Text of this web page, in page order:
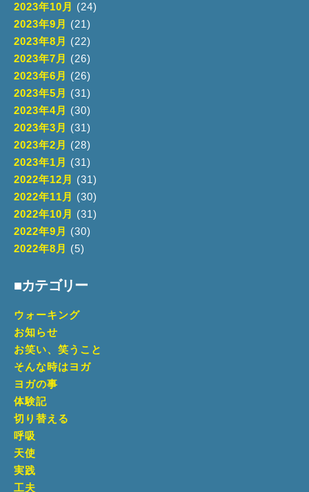
2023年10月
(24)
2023年9月
(21)
2023年8月
(22)
2023年7月
(26)
2023年6月
(26)
2023年5月
(31)
2023年4月
(30)
2023年3月
(31)
2023年2月
(28)
2023年1月
(31)
2022年12月
(31)
2022年11月
(30)
2022年10月
(31)
2022年9月
(30)
2022年8月
(5)
■カテゴリー
ウォーキング
お知らせ
お笑い、笑うこと
そんな時はヨガ
ヨガの事
体験記
切り替える
呼吸
天使
実践
工夫